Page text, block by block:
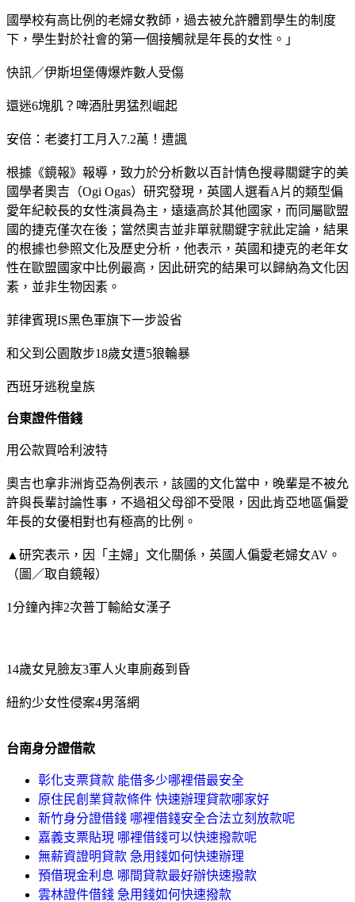
國學校有高比例的老婦女教師，過去被允許體罰學生的制度
下，學生對於社會的第一個接觸就是年長的女性。」
快訊／伊斯坦堡傳爆炸數人受傷
還迷6塊肌？啤酒肚男猛烈崛起
安倍：老婆打工月入7.2萬！遭諷
根據《鏡報》報導，致力於分析數以百計情色搜尋關鍵字的美
國學者奧吉（Ogi Ogas）研究發現，英國人選看A片的類型偏
愛年紀較長的女性演員為主，遠遠高於其他國家，而同屬歐盟
國的捷克僅次在後；當然奧吉並非單就關鍵字就此定論，結果
的根據也參照文化及歷史分析，他表示，英國和捷克的老年女
性在歐盟國家中比例最高，因此研究的結果可以歸納為文化因
素，並非生物因素。
菲律賓現IS黑色軍旗下一步設省
和父到公園散步18歲女遭5狼輪暴
西班牙逃稅皇族
台東證件借錢
用公款買哈利波特
奧吉也拿非洲肯亞為例表示，該國的文化當中，晚輩是不被允
許與長輩討論性事，不過祖父母卻不受限，因此肯亞地區偏愛
年長的女優相對也有極高的比例。
▲研究表示，因「主婦」文化關係，英國人偏愛老婦女AV。
（圖／取自鏡報）
1分鐘內摔2次普丁輸給女漢子
14歲女見臉友3軍人火車廁姦到昏
紐約少女性侵案4男落網
台南身分證借款
彰化支票貸款 能借多少哪裡借最安全
原住民創業貸款條件 快速辦理貸款哪家好
新竹身分證借錢 哪裡借錢安全合法立刻放款呢
嘉義支票貼現 哪裡借錢可以快速撥款呢
無薪資證明貸款 急用錢如何快速辦理
預借現金利息 哪間貸款最好辦快速撥款
雲林證件借錢 急用錢如何快速撥款